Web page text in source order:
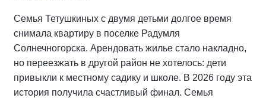
Семья Тетушкиных с двумя детьми долгое время
снимала квартиру в поселке Радумля
Солнечногорска. Арендовать жилье стало накладно,
но переезжать в другой район не хотелось: дети
привыкли к местному садику и школе. В 2026 году эта
история получила счастливый финал. Семья